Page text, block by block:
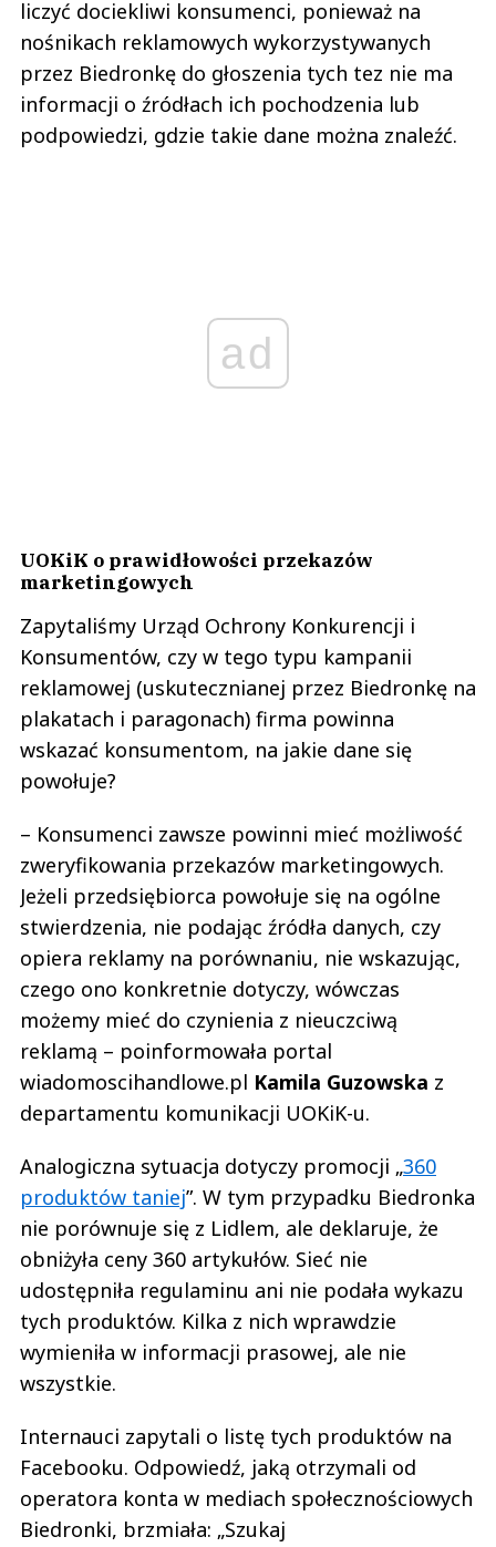
liczyć dociekliwi konsumenci, ponieważ na
nośnikach reklamowych wykorzystywanych
przez Biedronkę do głoszenia tych tez nie ma
informacji o źródłach ich pochodzenia lub
podpowiedzi, gdzie takie dane można znaleźć.
ad
UOKiK o prawidłowości przekazów
marketingowych
Zapytaliśmy Urząd Ochrony Konkurencji i
Konsumentów, czy w tego typu kampanii
reklamowej (uskutecznianej przez Biedronkę na
plakatach i paragonach) firma powinna
wskazać konsumentom, na jakie dane się
powołuje?
– Konsumenci zawsze powinni mieć możliwość
zweryfikowania przekazów marketingowych.
Jeżeli przedsiębiorca powołuje się na ogólne
stwierdzenia, nie podając źródła danych, czy
opiera reklamy na porównaniu, nie wskazując,
czego ono konkretnie dotyczy, wówczas
możemy mieć do czynienia z nieuczciwą
reklamą – poinformowała portal
wiadomoscihandlowe.pl Kamila Guzowska z
departamentu komunikacji UOKiK-u.
Analogiczna sytuacja dotyczy promocji „360
produktów taniej”. W tym przypadku Biedronka
nie porównuje się z Lidlem, ale deklaruje, że
obniżyła ceny 360 artykułów. Sieć nie
udostępniła regulaminu ani nie podała wykazu
tych produktów. Kilka z nich wprawdzie
wymieniła w informacji prasowej, ale nie
wszystkie.
Internauci zapytali o listę tych produktów na
Facebooku. Odpowiedź, jaką otrzymali od
operatora konta w mediach społecznościowych
Biedronki, brzmiała: „Szukaj